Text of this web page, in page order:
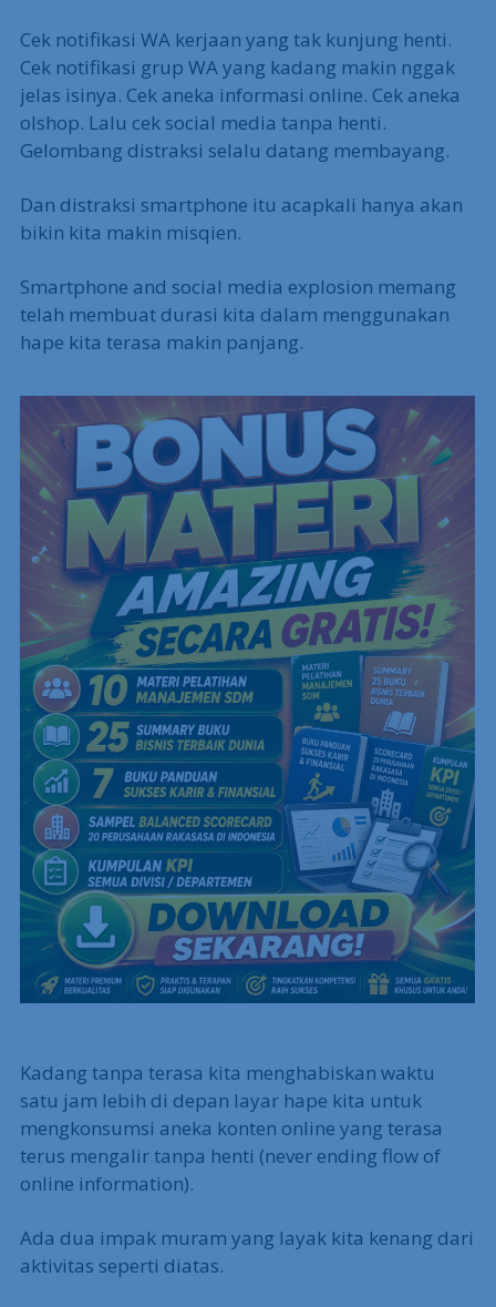
Cek notifikasi WA kerjaan yang tak kunjung henti.
Cek notifikasi grup WA yang kadang makin nggak
jelas isinya. Cek aneka informasi online. Cek aneka
olshop. Lalu cek social media tanpa henti.
Gelombang distraksi selalu datang membayang.
Dan distraksi smartphone itu acapkali hanya akan
bikin kita makin misqien.
Smartphone and social media explosion memang
telah membuat durasi kita dalam menggunakan
hape kita terasa makin panjang.
Kadang tanpa terasa kita menghabiskan waktu
satu jam lebih di depan layar hape kita untuk
mengkonsumsi aneka konten online yang terasa
terus mengalir tanpa henti (never ending flow of
online information).
Ada dua impak muram yang layak kita kenang dari
aktivitas seperti diatas.